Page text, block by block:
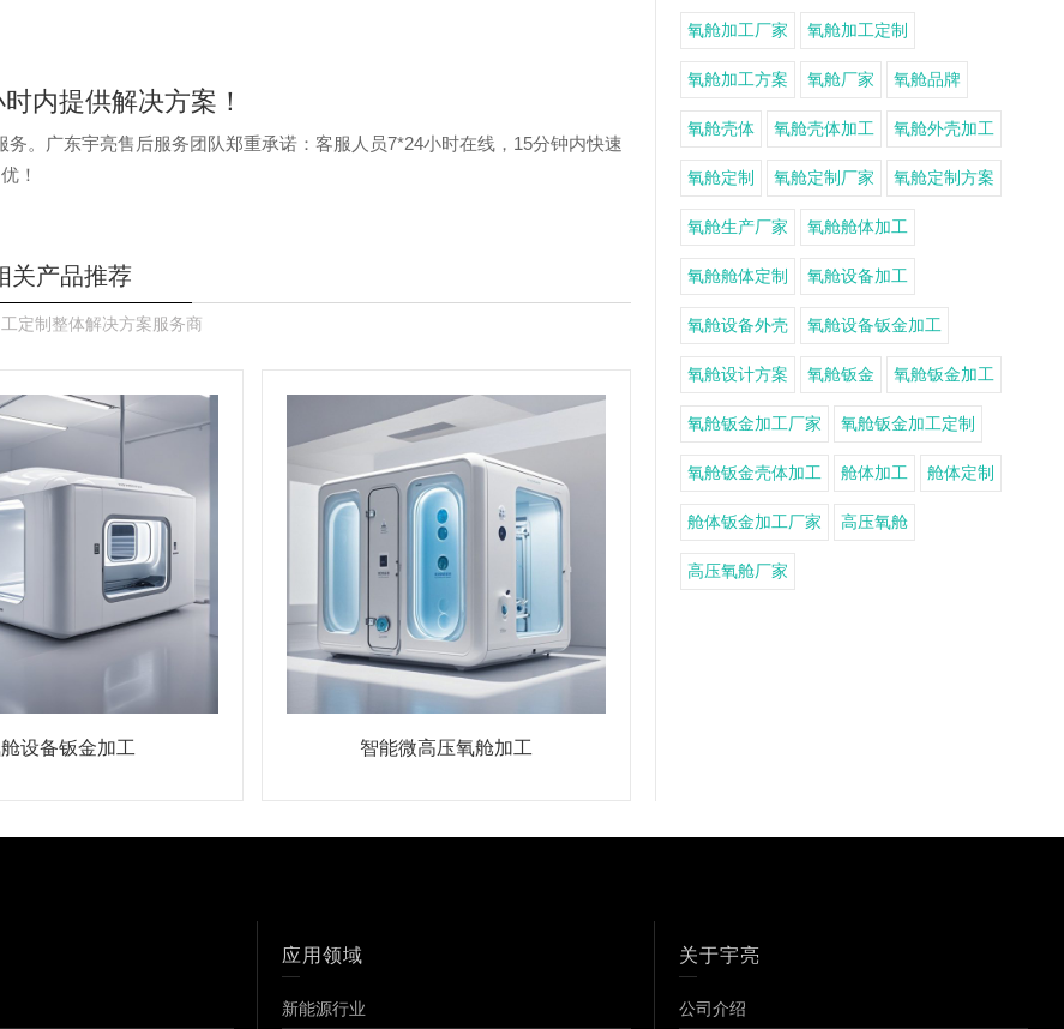
内提供解决方案！
。广东宇亮售后服务团队郑重承诺：客服人员7*24小时在线，15分钟内快速
！
关产品推荐
定制整体解决方案服务商
设备钣金加工 智能微高压氧舱加工
氧舱加工厂家 氧舱加工定制
氧舱加工方案 氧舱厂家 氧舱品牌
氧舱壳体 氧舱壳体加工 氧舱外壳加工
氧舱定制 氧舱定制厂家 氧舱定制方案
氧舱生产厂家 氧舱舱体加工
氧舱舱体定制 氧舱设备加工
氧舱设备外壳 氧舱设备钣金加工
氧舱设计方案 氧舱钣金 氧舱钣金加工
氧舱钣金加工厂家 氧舱钣金加工定制
氧舱钣金壳体加工 舱体加工 舱体定制
舱体钣金加工厂家 高压氧舱
高压氧舱厂家
应用领域
新能源行业
关于宇亮
公司介绍